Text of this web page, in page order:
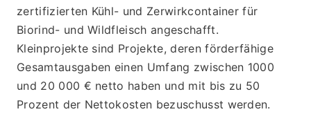
zertifizierten Kühl- und Zerwirkcontainer für
Biorind- und Wildfleisch angeschafft.
Kleinprojekte sind Projekte, deren förderfähige
Gesamtausgaben einen Umfang zwischen 1000
und 20 000 € netto haben und mit bis zu 50
Prozent der Nettokosten bezuschusst werden.